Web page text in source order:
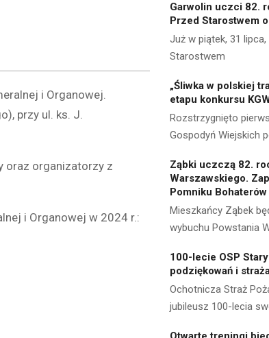
i Organowej.
przy ul. ks. J.
oraz organizatorzy z
i Organowej w 2024 r.:
Garwolin uczci 82.
Przed Starostwem
Już w piątek, 31
Starostwem
„Śliwka w polskiej
etapu konkursu
Rozstrzygnięto
Gospodyń Wiejskich
Ząbki uczczą 82.
Warszawskiego.
Pomniku Bohaterów
Mieszkańcy Ząbek
wybuchu Powstania
100-lecie OSP
podziękowań i
Ochotnicza Straż
jubileusz 100-lecia